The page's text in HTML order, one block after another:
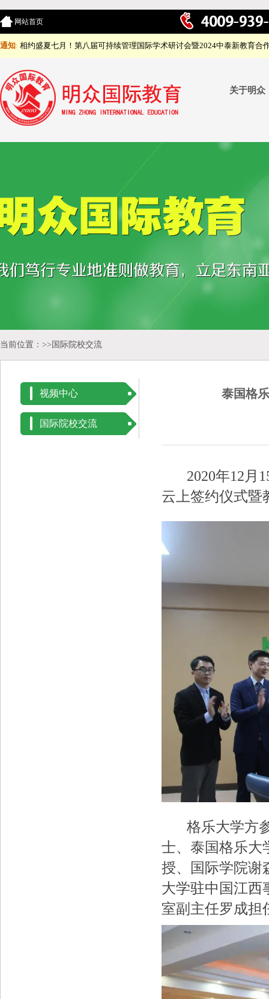
网站首页
通知: 相约盛夏七月！第八届可持续管理国际学术研讨会暨2024中泰新教育合
关于明众
当前位置：>> 国际院校交流
视频中心
国际院校交流
泰国格
2020年12月
云上签约仪式暨
格乐大学方参
士、泰国格乐大
授、国际学院谢
大学驻中国江西
室副主任罗成担